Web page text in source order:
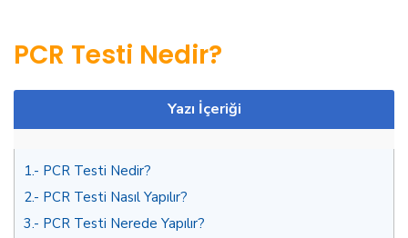
PCR Testi Nedir?
Yazı İçeriği
1. PCR Testi Nedir?
2. PCR Testi Nasıl Yapılır?
3. PCR Testi Nerede Yapılır?